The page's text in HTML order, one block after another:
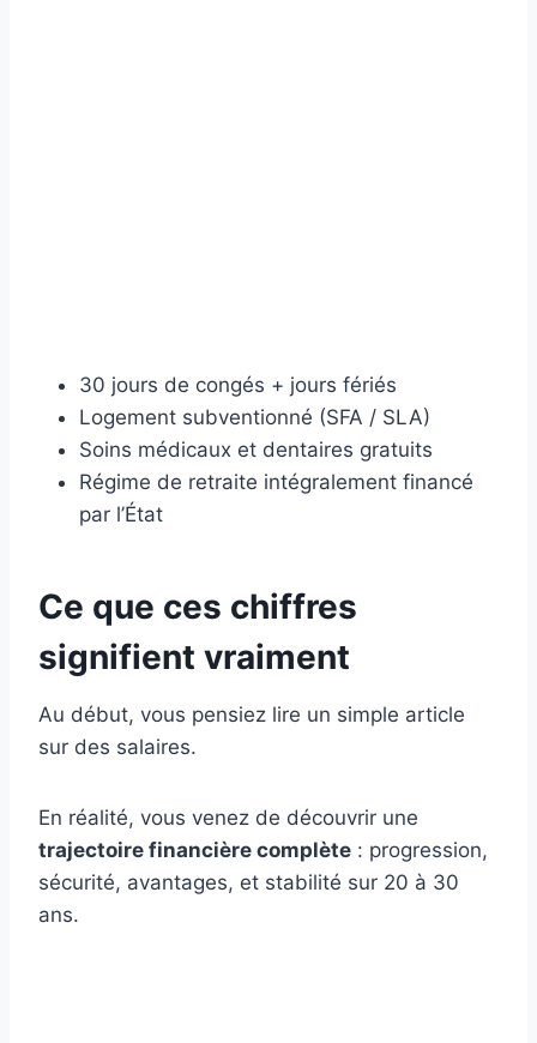
30 jours de congés + jours fériés
Logement subventionné (SFA / SLA)
Soins médicaux et dentaires gratuits
Régime de retraite intégralement financé
par l’État
Ce que ces chiffres
signifient vraiment
Au début, vous pensiez lire un simple article
sur des salaires.
En réalité, vous venez de découvrir une
trajectoire financière complète : progression,
sécurité, avantages, et stabilité sur 20 à 30
ans.